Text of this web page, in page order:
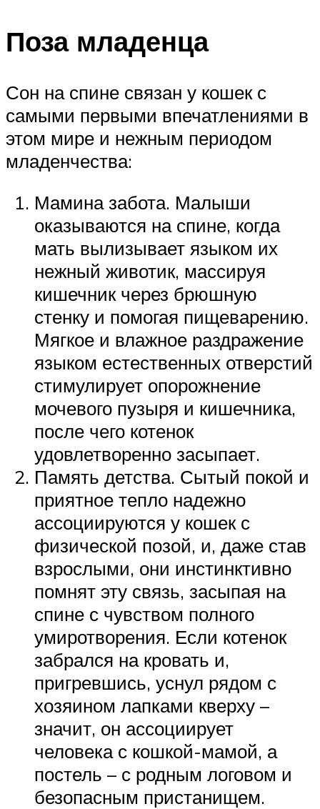
Поза младенца
Сон на спине связан у кошек с
самыми первыми впечатлениями в
этом мире и нежным периодом
младенчества:
Мамина забота. Малыши
оказываются на спине, когда
мать вылизывает языком их
нежный животик, массируя
кишечник через брюшную
стенку и помогая пищеварению.
Мягкое и влажное раздражение
языком естественных отверстий
стимулирует опорожнение
мочевого пузыря и кишечника,
после чего котенок
удовлетворенно засыпает.
Память детства. Сытый покой и
приятное тепло надежно
ассоциируются у кошек с
физической позой, и, даже став
взрослыми, они инстинктивно
помнят эту связь, засыпая на
спине с чувством полного
умиротворения. Если котенок
забрался на кровать и,
пригревшись, уснул рядом с
хозяином лапками кверху –
значит, он ассоциирует
человека с кошкой-мамой, а
постель – с родным логовом и
безопасным пристанищем.